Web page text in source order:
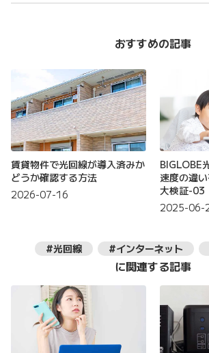
おすすめの記事
賃貸物件で光回線が導入済みか
どうか確認する方法
2026-07-16
BIGLOBE
速度の違
大検証-03
2025-06-
#光回線 #インターネット
に関連する記事